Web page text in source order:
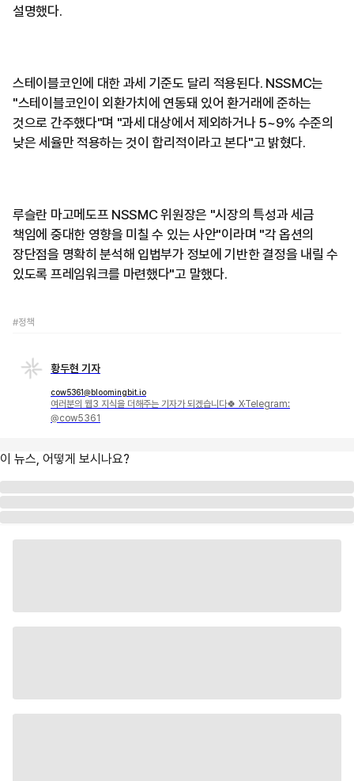
설명했다.
스테이블코인에 대한 과세 기준도 달리 적용된다. NSSMC는
"스테이블코인이 외환가치에 연동돼 있어 환거래에 준하는
것으로 간주했다"며 "과세 대상에서 제외하거나 5~9% 수준의
낮은 세율만 적용하는 것이 합리적이라고 본다"고 밝혔다.
루슬란 마고메도프 NSSMC 위원장은 "시장의 특성과 세금
책임에 중대한 영향을 미칠 수 있는 사안"이라며 "각 옵션의
장단점을 명확히 분석해 입법부가 정보에 기반한 결정을 내릴 수
있도록 프레임워크를 마련했다"고 말했다.
#정책
황두현 기자
cow5361@bloomingbit.io
여러분의 웹3 지식을 더해주는 기자가 되겠습니다🍀 X·Telegram:
@cow5361
이 뉴스, 어떻게 보시나요?